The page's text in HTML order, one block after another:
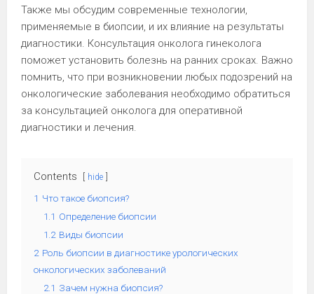
Также мы обсудим современные технологии,
применяемые в биопсии, и их влияние на результаты
диагностики. Консультация онколога гинеколога
поможет установить болезнь на ранних сроках. Важно
помнить, что при возникновении любых подозрений на
онкологические заболевания необходимо обратиться
за консультацией онколога для оперативной
диагностики и лечения.
Contents hide
1 Что такое биопсия?
1.1 Определение биопсии
1.2 Виды биопсии
2 Роль биопсии в диагностике урологических
онкологических заболеваний
2.1 Зачем нужна биопсия?